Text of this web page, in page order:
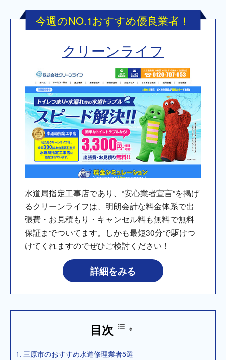
今週のNO.1おすすめ優良業者！
クリーンライフ
水道局指定工事店であり、“安心業者宣言”を掲げ
るクリーンライフは、明朗会計な料金体系で出
張費・お見積もり・キャンセル料も無料で無料
保証までついてます。しかも最短30分で駆けつ
けてくれますのでぜひご検討ください！
詳細をみる
目次
三原市のおすすめ水道修理業者5選